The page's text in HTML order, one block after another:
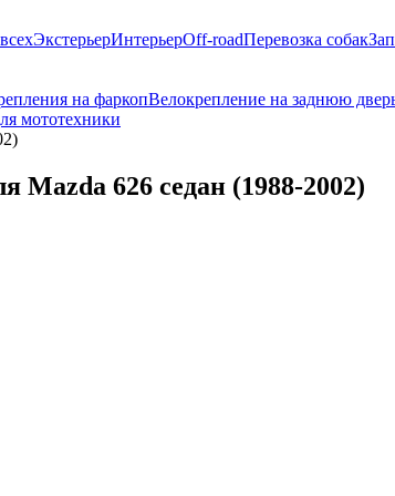
ЭкстерьерИнтерьерOff-roadПеревозка собак
на фаркопВелокрепление на заднюю
мототехники
Mazda 626 седан (1988-2002)